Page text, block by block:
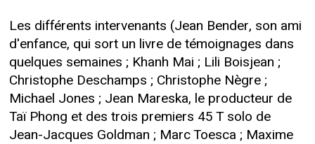
Les différents intervenants (Jean Bender, son ami
d'enfance, qui sort un livre de témoignages dans
quelques semaines ; Khanh Mai ; Lili Boisjean ;
Christophe Deschamps ; Christophe Nègre ;
Michael Jones ; Jean Mareska, le producteur de
Taï Phong et des trois premiers 45 T solo de
Jean-Jacques Goldman ; Marc Toesca ; Maxime